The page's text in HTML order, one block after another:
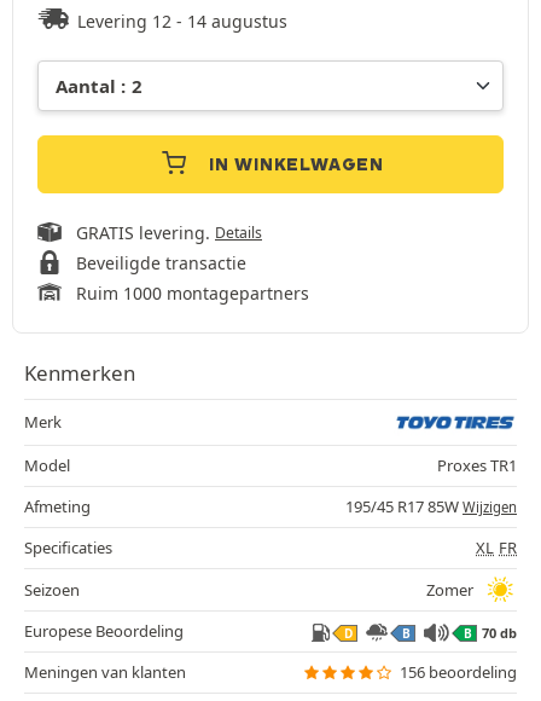
Levering 12 - 14 augustus
IN WINKELWAGEN
GRATIS levering. Details
Beveiligde transactie
Ruim 1000 montagepartners
Kenmerken
Merk
Model
Proxes TR1
Afmeting
195/45 R17 85W Wijzigen
Specificaties XL FR
Seizoen
Zomer
Europese Beoordeling
D B B 70 db
Meningen van klanten
156 beoordeling